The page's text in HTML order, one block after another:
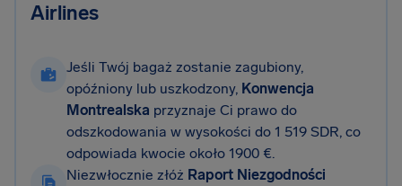
Airlines
Jeśli Twój bagaż zostanie zagubiony,
opóźniony lub uszkodzony, Konwencja
Montrealska przyznaje Ci prawo do
odszkodowania w wysokości do 1 519 SDR, co
odpowiada kwocie około 1900 €.
Niezwłocznie złóż Raport Niezgodności